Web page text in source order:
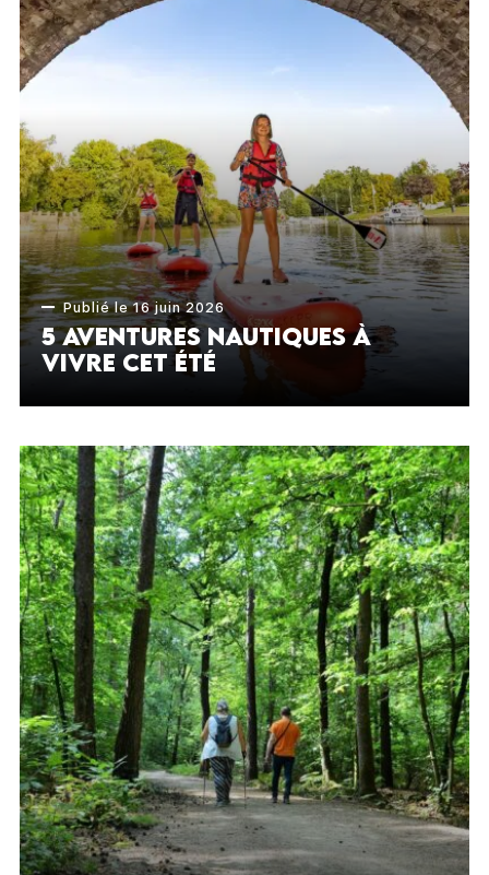
Publié le 16 juin 2026
5 aventures nautiques à
vivre cet été